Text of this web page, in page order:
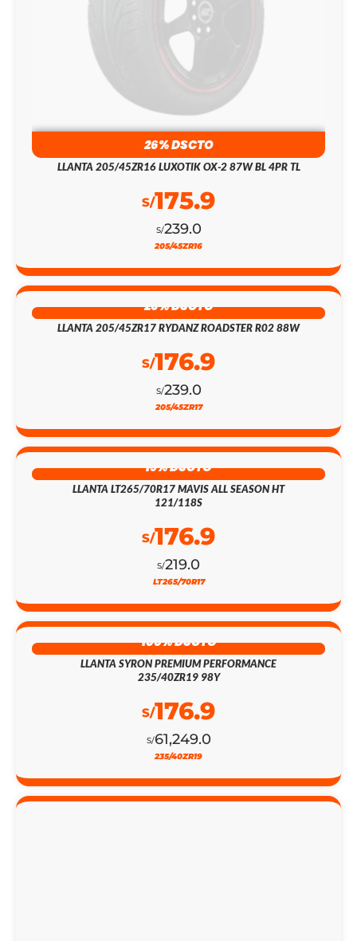
26% DSCTO
LLANTA 205/45ZR16 LUXOTIK OX-2 87W BL 4PR TL
S/239.0
S/175.9
205/45ZR16
26% DSCTO
LLANTA 205/45ZR17 RYDANZ ROADSTER R02 88W
S/239.0
S/176.9
205/45ZR17
19% DSCTO
LLANTA LT265/70R17 MAVIS ALL SEASON HT
121/118S
S/219.0
S/176.9
LT265/70R17
100% DSCTO
LLANTA SYRON PREMIUM PERFORMANCE
235/40ZR19 98Y
S/61,249.0
S/176.9
235/40ZR19